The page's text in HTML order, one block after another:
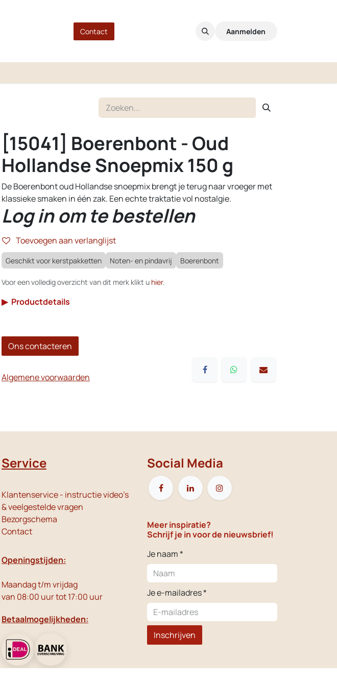
Contact Aanmelden
[15041] Boerenbont - Oud
Hollandse Snoepmix 150 g
De Boerenbont oud Hollandse snoepmix brengt je terug naar vroeger met
klassieke smaken in één zak. Een echte traktatie vol nostalgie.
Log in om te bestellen
Toevoegen aan verlanglijst
Geschikt voor kerstpakketten Noten- en pindavrij Boerenbont
Voor een volledig overzicht van dit merk klikt u hier.
▶ Productdetails
Ons contacteren
Algemene voorwaarden
Service
Klantenservice - instructie video's
& veelgestelde vragen
Bezorgschema
Contact
Openingstijden:
Maandag t/m vrijdag
van 08:00 uur tot 17:00 uur
Betaalmogelijkheden:
Social Media
Meer inspiratie?
Schrijf je in voor de nieuwsbrief!
Je naam *
Je e-mailadres *
Inschrijven